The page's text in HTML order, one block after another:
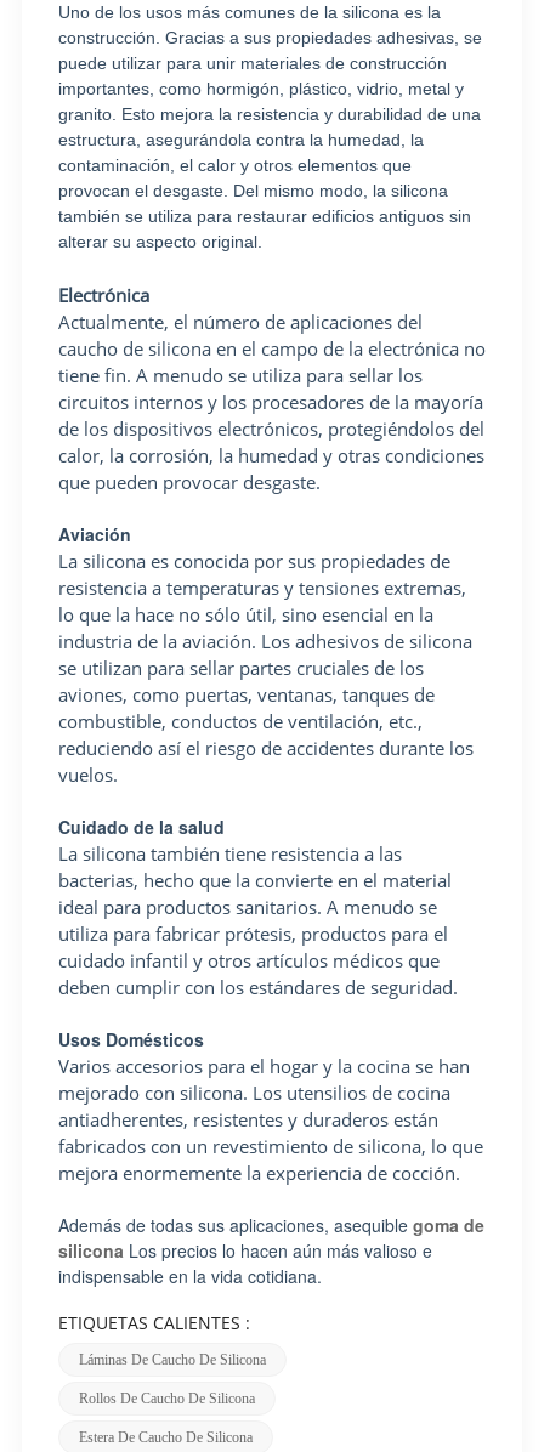
Uno de los usos más comunes de la silicona es la
construcción. Gracias a sus propiedades adhesivas, se
puede utilizar para unir materiales de construcción
importantes, como hormigón, plástico, vidrio, metal y
granito. Esto mejora la resistencia y durabilidad de una
estructura, asegurándola contra la humedad, la
contaminación, el calor y otros elementos que
provocan el desgaste. Del mismo modo, la silicona
también se utiliza para restaurar edificios antiguos sin
alterar su aspecto original.
Electrónica
Actualmente, el número de aplicaciones del
caucho de silicona en el campo de la electrónica no
tiene fin. A menudo se utiliza para sellar los
circuitos internos y los procesadores de la mayoría
de los dispositivos electrónicos, protegiéndolos del
calor, la corrosión, la humedad y otras condiciones
que pueden provocar desgaste.
Aviación
La silicona es conocida por sus propiedades de
resistencia a temperaturas y tensiones extremas,
lo que la hace no sólo útil, sino esencial en la
industria de la aviación. Los adhesivos de silicona
se utilizan para sellar partes cruciales de los
aviones, como puertas, ventanas, tanques de
combustible, conductos de ventilación, etc.,
reduciendo así el riesgo de accidentes durante los
vuelos.
Cuidado de la salud
La silicona también tiene resistencia a las
bacterias, hecho que la convierte en el material
ideal para productos sanitarios. A menudo se
utiliza para fabricar prótesis, productos para el
cuidado infantil y otros artículos médicos que
deben cumplir con los estándares de seguridad.
Usos Domésticos
Varios accesorios para el hogar y la cocina se han
mejorado con silicona. Los utensilios de cocina
antiadherentes, resistentes y duraderos están
fabricados con un revestimiento de silicona, lo que
mejora enormemente la experiencia de cocción.
Además de todas sus aplicaciones, asequible goma de
silicona Los precios lo hacen aún más valioso e
indispensable en la vida cotidiana.
ETIQUETAS CALIENTES :
Láminas De Caucho De Silicona
Rollos De Caucho De Silicona
Estera De Caucho De Silicona